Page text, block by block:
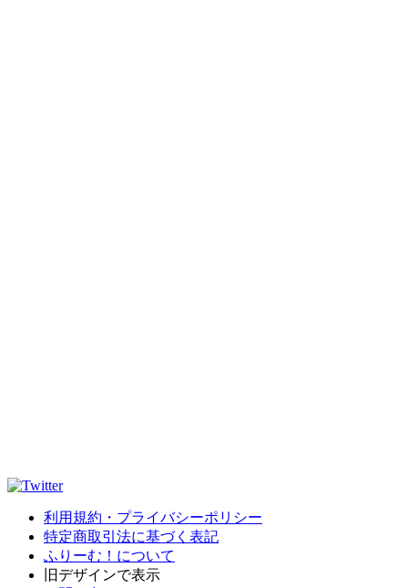
利用規約・プライバシーポリシー
特定商取引法に基づく表記
ふりーむ！について
旧デザインで表示